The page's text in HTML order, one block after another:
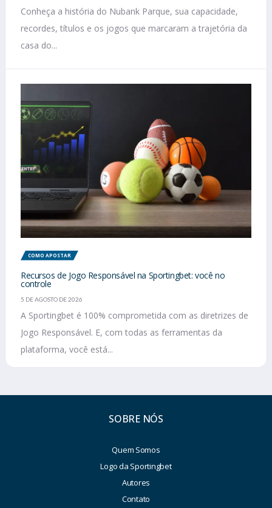
Conheça a história do Nubank Parque, sua capacidade,
recordes, títulos e os jogos que marcaram a trajetória da
casa do...
COMO APOSTAR
Recursos de Jogo Responsável na Sportingbet: você no
controle
5 DE AGOSTO DE 2026
A Sportingbet é 100% comprometida com as diretrizes de
Jogo Responsável. E, com todas as ferramentas da
plataforma, você está...
SOBRE NÓS
Quem Somos
Logo da Sportingbet
Autores
Contato